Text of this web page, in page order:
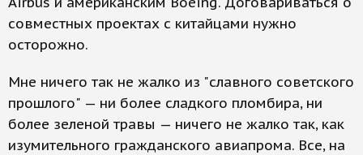
совместных проектах с китайцами нужно
осторожно.
Мне ничего так не жалко из "славного советского
прошлого" — ни более сладкого пломбира, ни
более зеленой травы — ничего не жалко так, как
изумительного гражданского авиапрома. Все, на